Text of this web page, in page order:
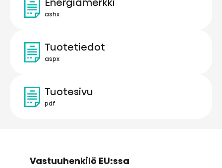
ashx
Tuotetiedot
aspx
Tuotesivu
pdf
Vastuuhenkilö EU:ssa